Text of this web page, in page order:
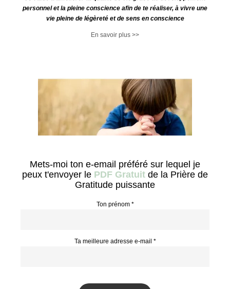
Je t’aide à améliorer ta qualité de vie grâce au développement
personnel et la pleine conscience afin de te réaliser, à vivre une
vie pleine de légèreté et de sens en conscience
Mets-moi ton e-email préféré sur lequel je
peux t'envoyer lePDF Gratuit de la Prière de
Gratitude puissante